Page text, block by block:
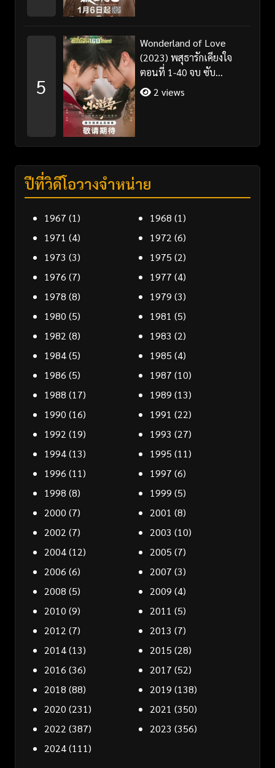
5
Wonderland of Love
(2023) พสุธารักเคียงใจ
ตอนที่ 1-40 จบ ซับ
ไทย+พากย์ไทย
2 views
ปีที่วิดีโอวางจำหน่าย
1967 (1) 1968 (1)
1971 (4) 1972 (6)
1973 (3) 1975 (2)
1976 (7) 1977 (4)
1978 (8) 1979 (3)
1980 (5) 1981 (5)
1982 (8) 1983 (2)
1984(5) 1985 (4)
1986 (5) 1987 (10)
1988 (17) 1989 (13)
1990 (16) 1991 (22)
1992 (19) 1993 (27)
1994(13) 1995 (11)
1996 (11) 1997 (6)
1998 (8) 1999 (5)
2000 (7) 2001 (8)
2002 (7) 2003 (10)
2004(12) 2005 (7)
2006 (6) 2007 (3)
2008 (5) 2009 (4)
2010 (9) 2011 (5)
2012 (7) 2013 (7)
2014(13) 2015 (28)
2016 (36) 2017 (52)
2018 (88) 2019 (138)
2020 (231) 2021 (350)
2022 (387) 2023 (356)
2024(111)